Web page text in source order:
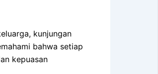
kunjungan
bahwa setiap
kepuasan